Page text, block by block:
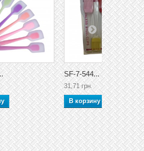
SF-7-544...
31,71 грн.
В корзину